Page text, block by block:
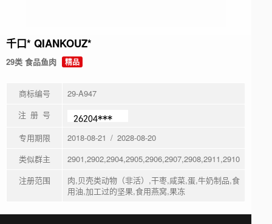
千口* QIANKOUZ*
29类 食品鱼肉 精品
商标编号
29-A947
注 册 号
专用期限
2018-08-21 / 2028-08-20
类似群主
2901,2902,2904,2905,2906,2907,2908,2911,2910
注册范围
肉,贝壳类动物（非活）,干枣,咸菜,蛋,牛奶制品,食
用油,加工过的坚果,食用燕窝,果冻